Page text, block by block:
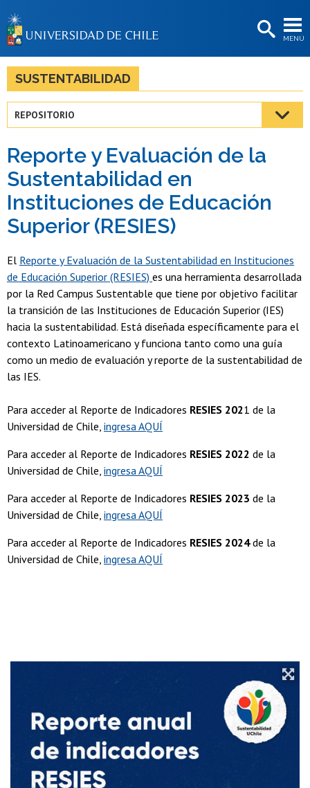
MENÚ
BIBLIOTECAS
LA UNIVERSIDAD
Estudiantes
Académicas/os
Funcionarias/os
Egresadas/os
SUSTENTABILIDAD
REPOSITORIO
Reporte y Evaluación de la
Sustentabilidad en
Instituciones de Educación
Superior (RESIES)
El Reporte y Evaluación de la Sustentabilidad en Instituciones
de Educación Superior (RESIES) es una herramienta desarrollada
por la Red Campus Sustentable que tiene por objetivo facilitar
la transición de las Instituciones de Educación Superior (IES)
hacia la sustentabilidad. Está diseñada específicamente para el
contexto Latinoamericano y funciona tanto como una guía
como un medio de evaluación y reporte de la sustentabilidad de
las IES.
Para acceder al Reporte de Indicadores RESIES 2021 de la
Universidad de Chile, ingresa AQUÍ
Para acceder al Reporte de Indicadores RESIES 2022 de la
Universidad de Chile, ingresa AQUÍ
Para acceder al Reporte de Indicadores RESIES 2023 de la
Universidad de Chile, ingresa AQUÍ
Para acceder al Reporte de Indicadores RESIES 2024de la
Universidad de Chile, ingresa AQUÍ